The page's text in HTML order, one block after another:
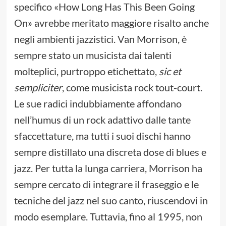
specifico «How Long Has This Been Going
On» avrebbe meritato maggiore risalto anche
negli ambienti jazzistici. Van Morrison, è
sempre stato un musicista dai talenti
molteplici, purtroppo etichettato, sic et
sempliciter, come musicista rock tout-court.
Le sue radici indubbiamente affondano
nell’humus di un rock adattivo dalle tante
sfaccettature, ma tutti i suoi dischi hanno
sempre distillato una discreta dose di blues e
jazz. Per tutta la lunga carriera, Morrison ha
sempre cercato di integrare il fraseggio e le
tecniche del jazz nel suo canto, riuscendovi in
modo esemplare. Tuttavia, fino al 1995, non